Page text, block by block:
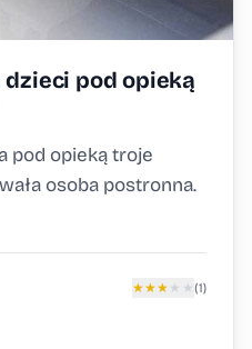
dzieci pod opieką
pod opieką troje
osoba postronna.
★★★ ★ ★ (1)